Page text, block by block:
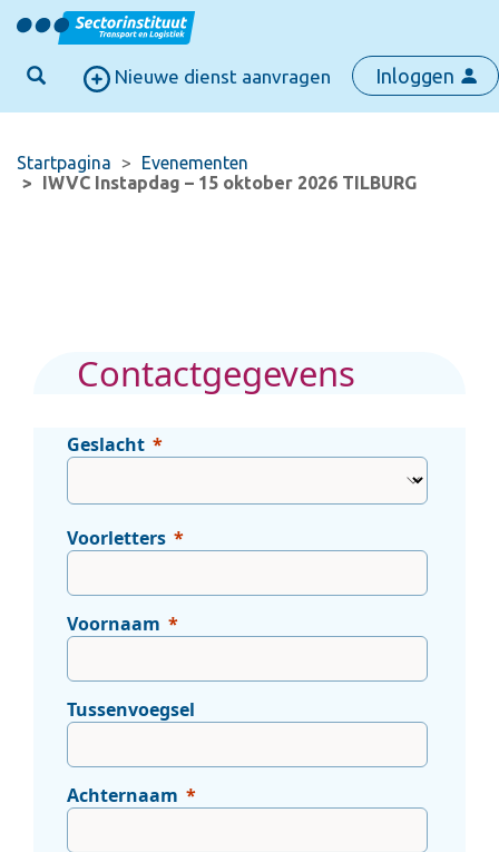
Nieuwe dienst aanvragen Inloggen
Startpagina
Evenementen
IWVC Instapdag – 15 oktober 2026 TILBURG
Contactgegevens
Geslacht
Voorletters
Voornaam
Tussenvoegsel
Achternaam